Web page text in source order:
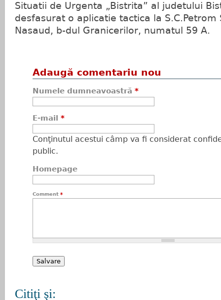
Situatii de Urgenta „Bistrita” al judetului
desfasurat o aplicatie tactica la S.C.Petrom
Nasaud, b-dul Granicerilor, numatul 59 A.
Adaugă comentariu nou
Numele dumneavoastră *
E-mail *
Conţinutul acestui câmp va fi considerat
public.
Homepage
Comment *
Citiţi şi: